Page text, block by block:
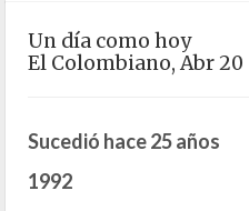
Un día como hoy
El Colombiano, Abr 20
Sucedió hace 25 años
1992